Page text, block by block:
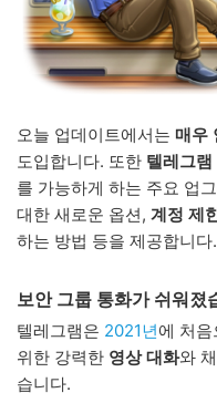
오늘 업데이트에서는 매우
도입합니다. 또한 텔레그
를 가능하게 하는 주요 업
대한 새로운 옵션, 계정 제
하는 방법 등을 제공합니다.
보안 그룹 통화가 쉬워졌
텔레그램은 2021년에 처
위한 강력한 영상 대화와
습니다.